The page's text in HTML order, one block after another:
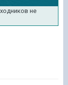
не